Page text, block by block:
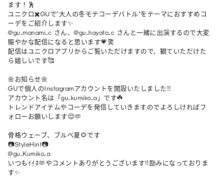
ます！🕺
ユニクロ✖️GUで"大人の冬モテコーデバトル"をテーマにおすすめコ
ーデをご紹介します✨
@gu_manami_c さん、@gu_hayato_c さんと一緒に出演するので大変
賑やかな配信になると思います💗笑
配信はユニクロアプリからご覧いただけますので、観ていただけた
ら嬉しいです🥰
🌼お知らせ🌼
GUで個人のInstagramアカウントを開設いたしました‼︎
アカウント名は「gu_kumiko_a」です☘️
トレンドアイテムやコーデを発信していきますのでよろしければフ
ォローお願いします😊🫶
骨格ウェーブ、ブルベ夏🌻です
📷StyleHint📷
@gu_Kumiko_a
いつもｲｲﾈ🫶やコメントありがとうございます‼︎励みになっておりま
す✨